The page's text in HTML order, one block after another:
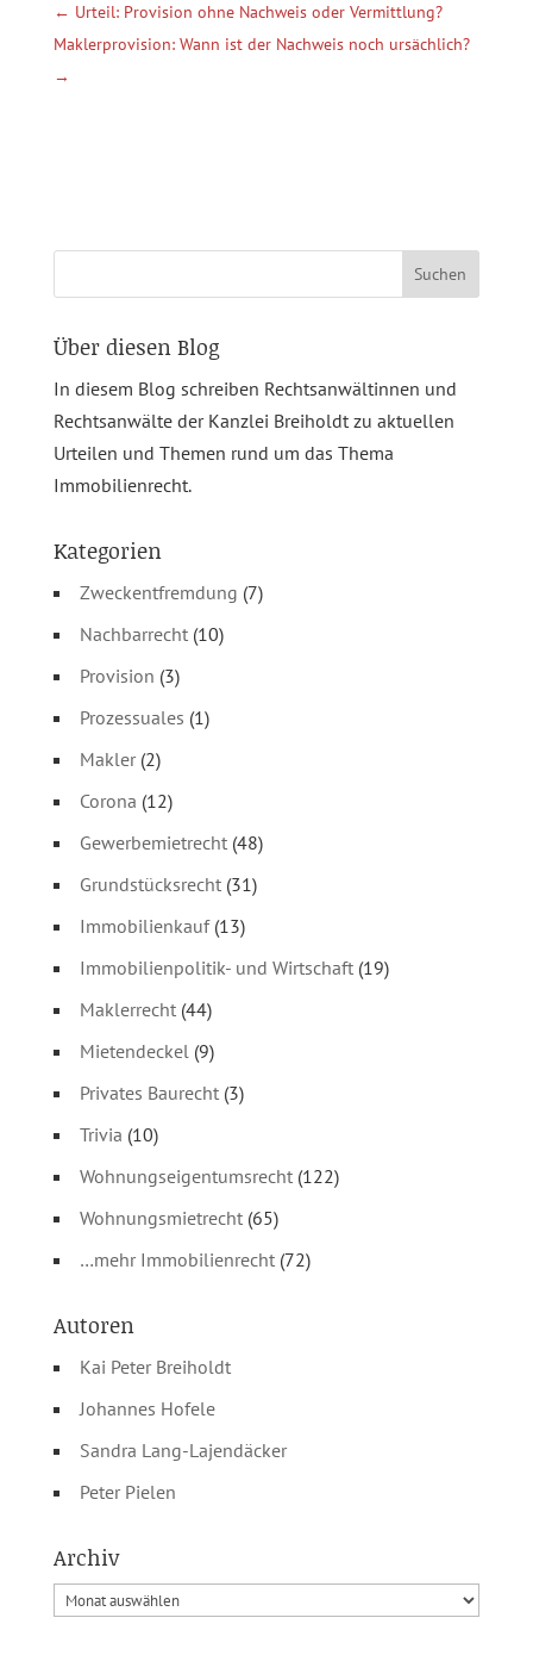
← Urteil: Provision ohne Nachweis oder Vermittlung?
Maklerprovision: Wann ist der Nachweis noch ursächlich?
→
Über diesen Blog
In diesem Blog schreiben Rechtsanwältinnen und
Rechtsanwälte der Kanzlei Breiholdt zu aktuellen
Urteilen und Themen rund um das Thema
Immobilienrecht.
Kategorien
Zweckentfremdung (7)
Nachbarrecht(10)
Provision (3)
Prozessuales (1)
Makler(2)
Corona (12)
Gewerbemietrecht(48)
Grundstücksrecht(31)
Immobilienkauf(13)
Immobilienpolitik- und Wirtschaft(19)
Maklerrecht(44)
Mietendeckel(9)
Privates Baurecht(3)
Trivia (10)
Wohnungseigentumsrecht(122)
Wohnungsmietrecht(65)
…mehr Immobilienrecht(72)
Autoren
Kai Peter Breiholdt
Johannes Hofele
Sandra Lang-Lajendäcker
Peter Pielen
Archiv